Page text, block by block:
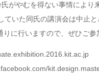
がやむを得ない事情により
ていた同氏の講演会は中止と
に行いますので、ぜひご参